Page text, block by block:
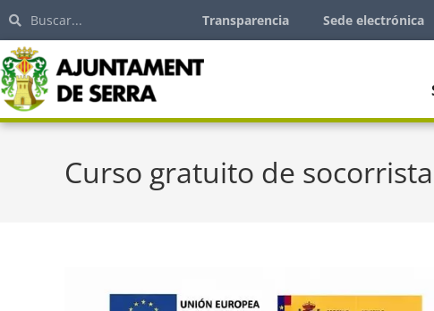
Transparencia Sede electrónica
Curso gratuito de